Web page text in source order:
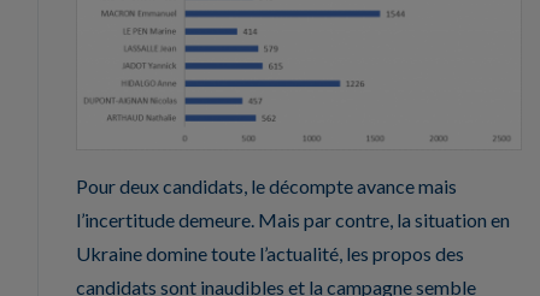
Pour deux candidats, le décompte avance mais
l’incertitude demeure. Mais par contre, la situation en
Ukraine domine toute l’actualité, les propos des
candidats sont inaudibles et la campagne semble